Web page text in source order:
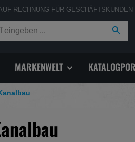
RECHNUNG FÜR GESCHÄFTSKUNDEN
MARKENWELT